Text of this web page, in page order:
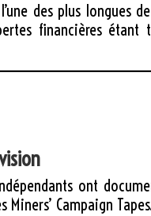
des plus longues
financières étant
ont
Miners’ Campaign